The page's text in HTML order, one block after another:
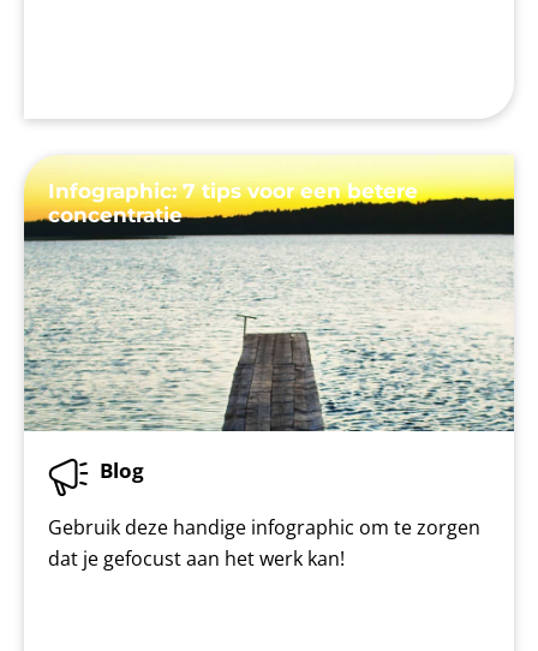
Infographic: 7 tips voor een betere
concentratie
Blog
Gebruik deze handige infographic om te zorgen
dat je gefocust aan het werk kan!